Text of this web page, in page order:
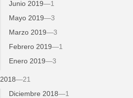
Junio 2019—1
Mayo 2019—3
Marzo 2019—3
Febrero 2019—1
Enero 2019—3
2018—21
Diciembre 2018—1